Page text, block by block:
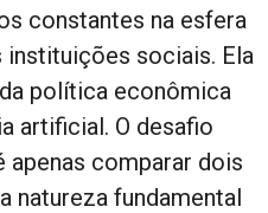
constantes na esfera
instituições sociais. Ela
política econômica
artificial. O desafio
apenas comparar dois
natureza fundamental